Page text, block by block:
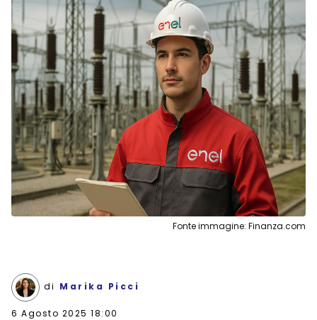
Fonte immagine: Finanza.com
di Marika Picci
6 Agosto 2025 18:00